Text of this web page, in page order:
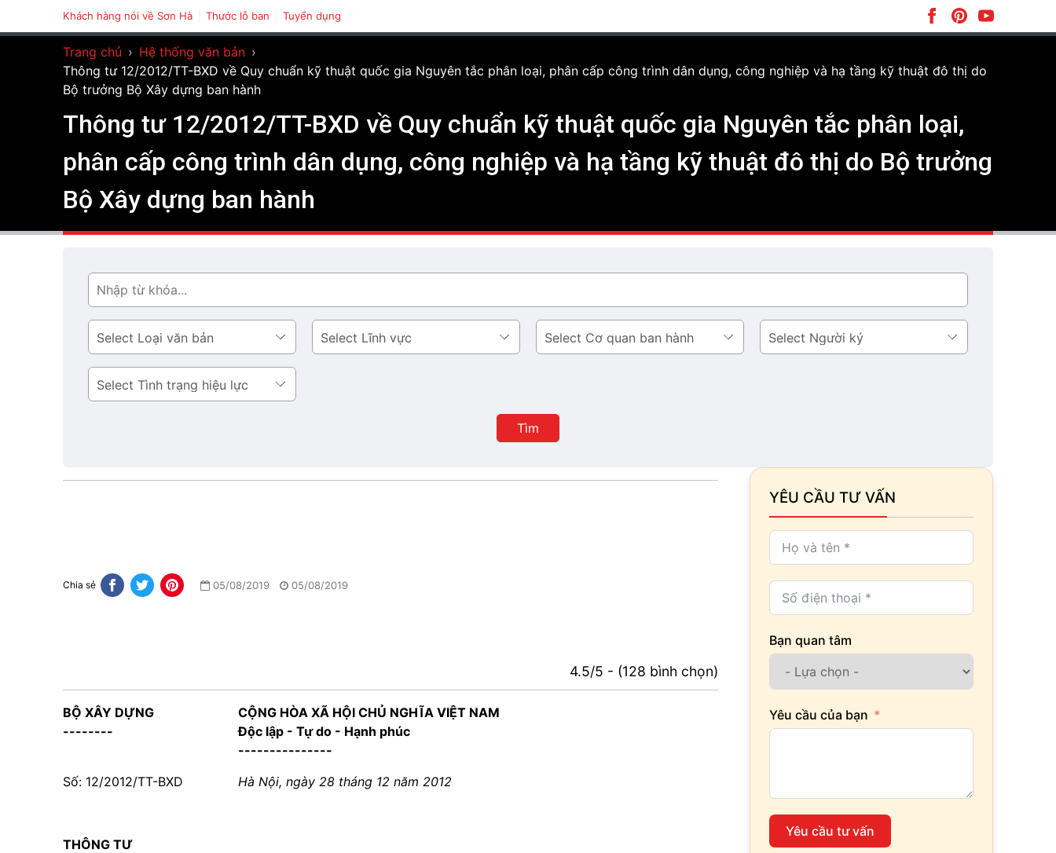
Khách hàng nói về Sơn Hà Thước lỗ ban Tuyển dụng
Trang chủ › Hệ thống văn bản ›
Thông tư 12/2012/TT-BXD về Quy chuẩn kỹ thuật quốc gia Nguyên tắc phân loại, phân cấp công trình dân dụng, công nghiệp và hạ tầng kỹ thuật đô thị do
Bộ trưởng Bộ Xây dựng ban hành
Thông tư 12/2012/TT-BXD về Quy chuẩn kỹ thuật quốc gia Nguyên tắc phân loại,
phân cấp công trình dân dụng, công nghiệp và hạ tầng kỹ thuật đô thị do Bộ trưởng
Bộ Xây dựng ban hành
Tìm
Loại
văn
bản
Lĩnh
vực
Cơ
quan
Người
ký
Tình
trạng
Tìm
Chia sẻ 05/08/2019 05/08/2019
4.5/5 - (128 bình chọn)
BỘ XÂY DỰNG
--------
CỘNG HÒA XÃ HỘI CHỦ NGHĨA VIỆT NAM
Độc lập - Tự do - Hạnh phúc
---------------
Số: 12/2012/TT-BXD
Hà Nội, ngày 28 tháng 12 năm 2012
THÔNG TƯ
YÊU CẦU TƯ VẤN
Bạn quan tâm
Yêu cầu của bạn
Yêu cầu tư vấn